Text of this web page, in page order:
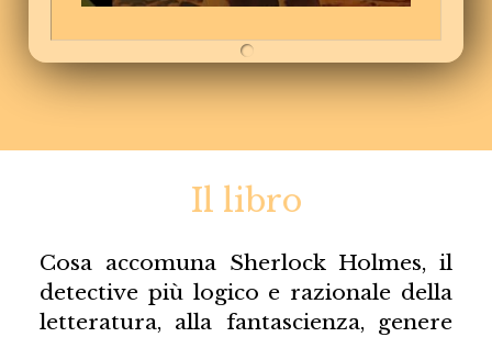
Il libro
Cosa accomuna Sherlock Holmes, il
detective più logico e razionale della
letteratura, alla fantascienza, genere